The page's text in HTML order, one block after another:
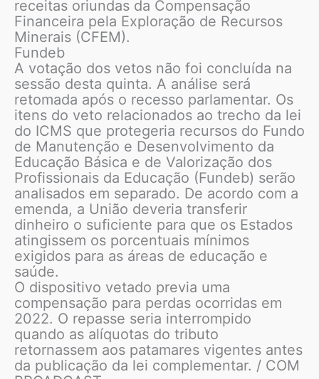
receitas oriundas da Compensação
Financeira pela Exploração de Recursos
Minerais (CFEM).
Fundeb
A votação dos vetos não foi concluída na
sessão desta quinta. A análise será
retomada após o recesso parlamentar. Os
itens do veto relacionados ao trecho da lei
do ICMS que protegeria recursos do Fundo
de Manutenção e Desenvolvimento da
Educação Básica e de Valorização dos
Profissionais da Educação (Fundeb) serão
analisados em separado. De acordo com a
emenda, a União deveria transferir
dinheiro o suficiente para que os Estados
atingissem os porcentuais mínimos
exigidos para as áreas de educação e
saúde.
O dispositivo vetado previa uma
compensação para perdas ocorridas em
2022. O repasse seria interrompido
quando as alíquotas do tributo
retornassem aos patamares vigentes antes
da publicação da lei complementar. / COM